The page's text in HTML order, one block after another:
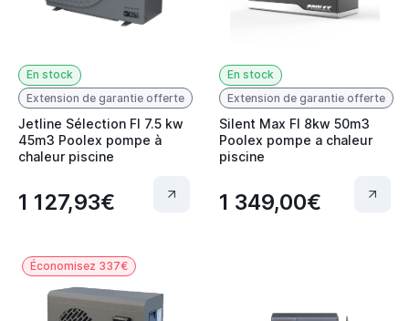
En stock
Extension de garantie offerte
Jetline Sélection FI 7.5 kw
45m3 Poolex pompe à
chaleur piscine
1 127,93€
En stock
Extension de garantie offerte
Silent Max FI 8kw 50m3
Poolex pompe a chaleur
piscine
1 349,00€
Économisez 337€